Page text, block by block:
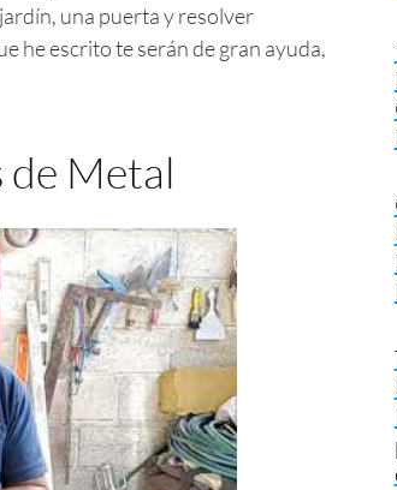
una puerta y resolver
he escrito te serán de gran ayuda,
de Metal